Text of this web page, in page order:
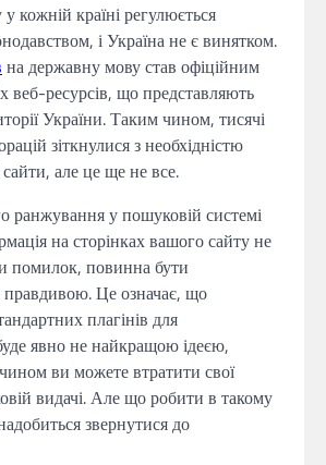
кожній країні регулюється
і Україна не є винятком.
на державну мову став офіційним
веб-ресурсів, що представляють
України. Таким чином, тисячі
зіткнулися з необхідністю
але це ще не все.
ранжування у пошуковій системі
на сторінках вашого сайту не
помилок, повинна бути
Це означає, що
плагінів для
явно не найкращою ідеєю,
ви можете втратити свої
видачі. Але що робити в такому
звернутися до